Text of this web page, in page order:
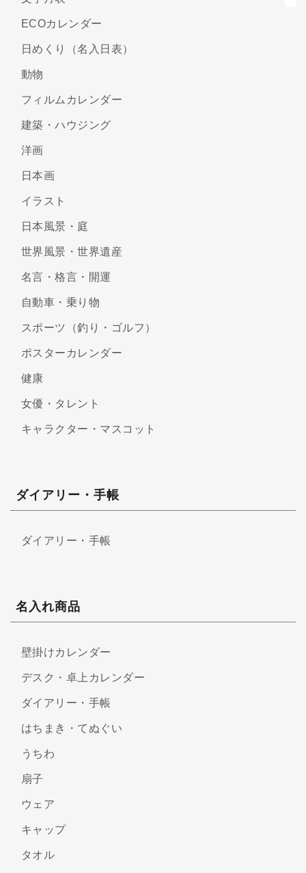
ECOカレンダー
日めくり（名入日表）
動物
フィルムカレンダー
建築・ハウジング
洋画
日本画
イラスト
日本風景・庭
世界風景・世界遺産
名言・格言・開運
自動車・乗り物
スポーツ（釣り・ゴルフ）
ポスターカレンダー
健康
女優・タレント
キャラクター・マスコット
ダイアリー・手帳
ダイアリー・手帳
名入れ商品
壁掛けカレンダー
デスク・卓上カレンダー
ダイアリー・手帳
はちまき・てぬぐい
うちわ
扇子
ウェア
キャップ
タオル